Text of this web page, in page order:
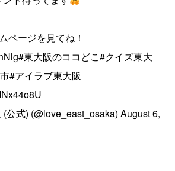
ページを見てね！
#東大阪のココどこ#クイズ東大
#アイラブ東大阪
公式) (@love_east_osaka)August 6,